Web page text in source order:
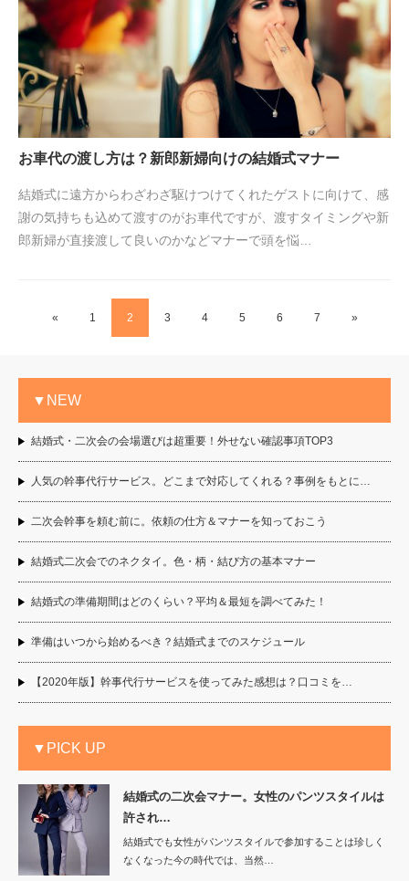
お車代の渡し方は？新郎新婦向けの結婚式マナー
結婚式に遠方からわざわざ駆けつけてくれたゲストに向けて、感
謝の気持ちも込めて渡すのがお車代ですが、渡すタイミングや新
郎新婦が直接渡して良いのかなどマナーで頭を悩…
« 1 2 3 4 5 6 7 »
▼NEW
結婚式・二次会の会場選びは超重要！外せない確認事項TOP3
人気の幹事代行サービス。どこまで対応してくれる？事例をもとに…
二次会幹事を頼む前に。依頼の仕方＆マナーを知っておこう
結婚式二次会でのネクタイ。色・柄・結び方の基本マナー
結婚式の準備期間はどのくらい？平均＆最短を調べてみた！
準備はいつから始めるべき？結婚式までのスケジュール
【2020年版】幹事代行サービスを使ってみた感想は？口コミを…
▼PICK UP
結婚式の二次会マナー。女性のパンツスタイルは
許され…
結婚式でも女性がパンツスタイルで参加することは珍しく
なくなった今の時代では、当然…